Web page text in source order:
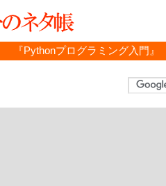
『Pythonプログラミング入門』